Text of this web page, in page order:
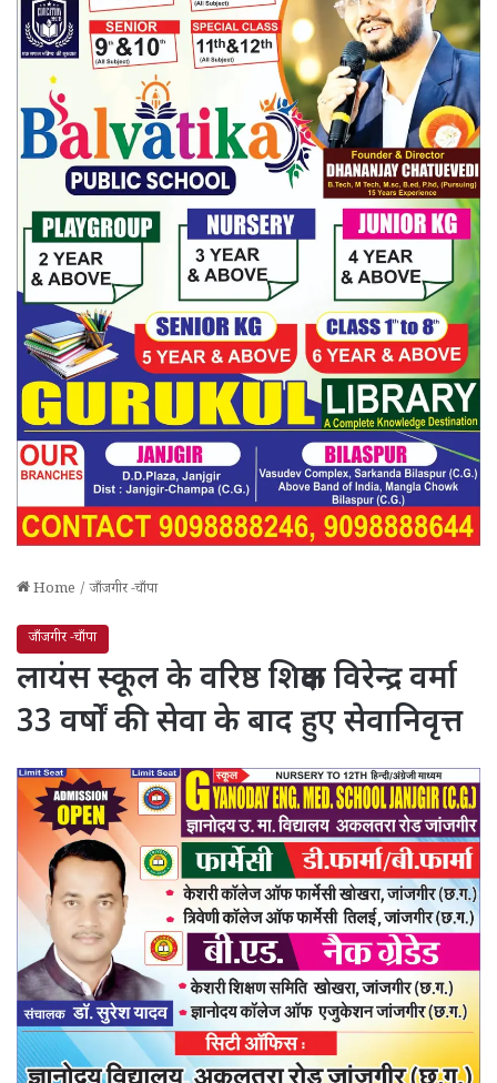
Home / जाँजगीर -चाँपा
जाँजगीर -चाँपा
लायंस स्कूल के वरिष्ठ शिक्षक विरेन्द्र वर्मा
33 वर्षों की सेवा के बाद हुए सेवानिवृत्त